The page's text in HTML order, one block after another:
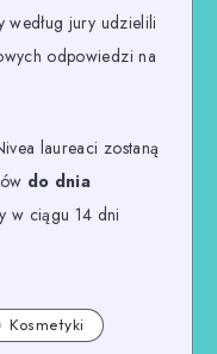
według jury udzielili
odpowiedzi na
laureaci zostaną
do dnia
w ciągu 14 dni
Kosmetyki